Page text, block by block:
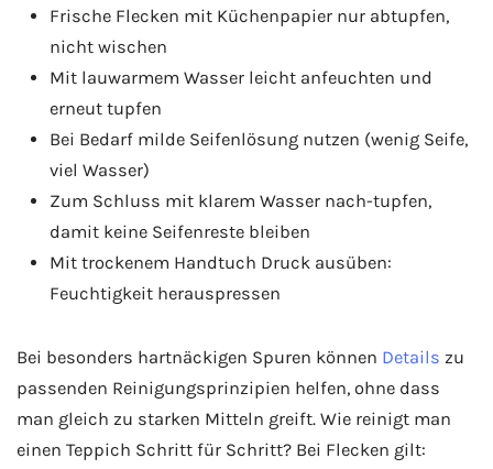
Frische Flecken mit Küchenpapier nur abtupfen,
nicht wischen
Mit lauwarmem Wasser leicht anfeuchten und
erneut tupfen
Bei Bedarf milde Seifenlösung nutzen (wenig Seife,
viel Wasser)
Zum Schluss mit klarem Wasser nach-tupfen,
damit keine Seifenreste bleiben
Mit trockenem Handtuch Druck ausüben:
Feuchtigkeit herauspressen
Bei besonders hartnäckigen Spuren können Details zu
passenden Reinigungsprinzipien helfen, ohne dass
man gleich zu starken Mitteln greift. Wie reinigt man
einen Teppich Schritt für Schritt? Bei Flecken gilt: